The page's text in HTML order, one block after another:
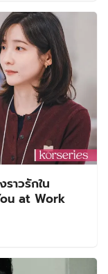
าวรักใน
at Work